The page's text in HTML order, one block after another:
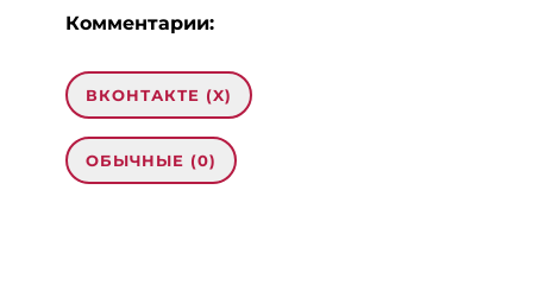
Комментарии:
ВКОНТАКТЕ (X)
ОБЫЧНЫЕ (0)